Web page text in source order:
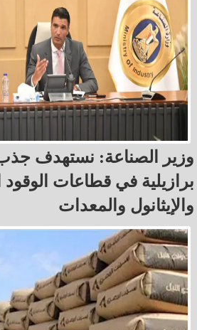
وزير الصناعة: نستهدف
برازيلية في قطاعات الوقود
والإيثانول والمعدات